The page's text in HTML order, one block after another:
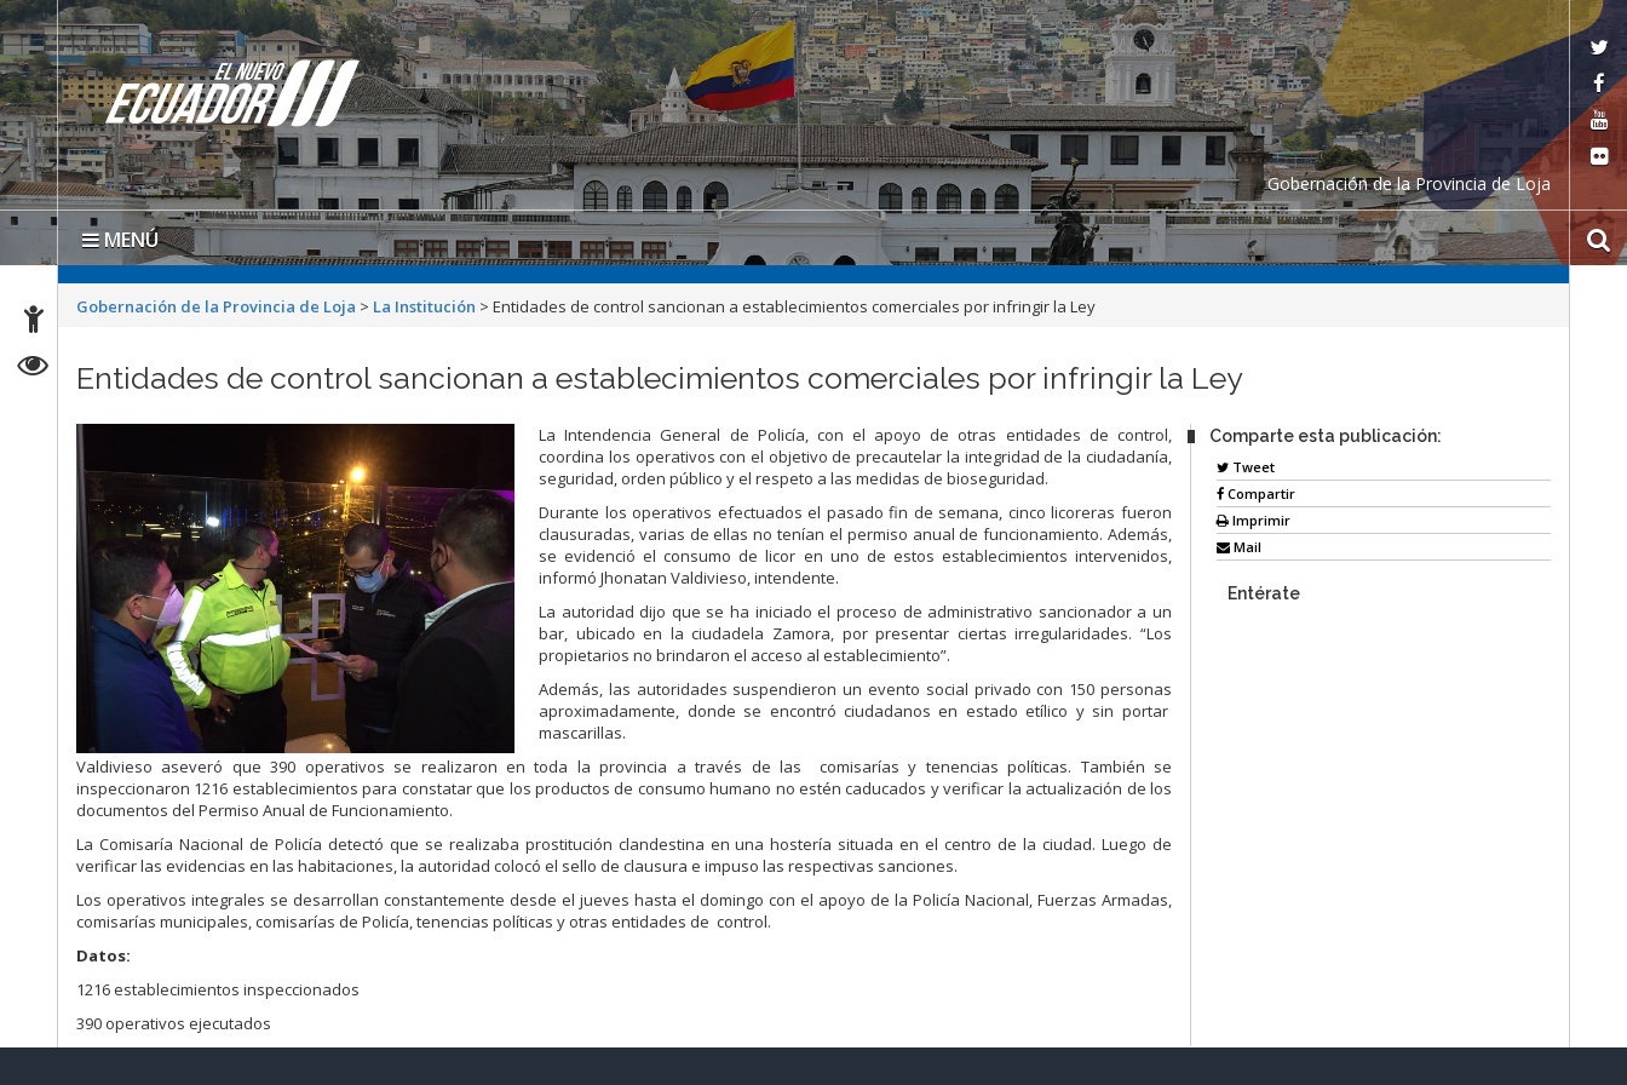
Gobernación de la Provincia de Loja
MENÚ
Gobernación de la Provincia de Loja > La Institución >Entidades de control sancionan a establecimientos comerciales por infringir la Ley
Entidades de control sancionan a establecimientos comerciales por infringir la Ley
La Intendencia General de Policía, con el apoyo de otras entidades de control,
coordina los operativos con el objetivo de precautelar la integridad de la ciudadanía,
seguridad, orden público y el respeto a las medidas de bioseguridad.
Durante los operativos efectuados el pasado fin de semana, cinco licoreras fueron
clausuradas, varias de ellas no tenían el permiso anual de funcionamiento. Además,
se evidenció el consumo de licor en uno de estos establecimientos intervenidos,
informó Jhonatan Valdivieso, intendente.
La autoridad dijo que se ha iniciado el proceso de administrativo sancionador a un
bar, ubicado en la ciudadela Zamora, por presentar ciertas irregularidades. “Los
propietarios no brindaron el acceso al establecimiento”.
Además, las autoridades suspendieron un evento social privado con 150 personas
aproximadamente, donde se encontró ciudadanos en estado etílico y sin portar
mascarillas.
Valdivieso aseveró que 390 operativos se realizaron en toda la provincia a través de las comisarías y tenencias políticas. También se
inspeccionaron 1216 establecimientos para constatar que los productos de consumo humano no estén caducados y verificar la actualización de los
documentos del Permiso Anual de Funcionamiento.
La Comisaría Nacional de Policía detectó que se realizaba prostitución clandestina en una hostería situada en el centro de la ciudad. Luego de
verificar las evidencias en las habitaciones, la autoridad colocó el sello de clausura e impuso las respectivas sanciones.
Los operativos integrales se desarrollan constantemente desde el jueves hasta el domingo con el apoyo de la Policía Nacional, Fuerzas Armadas,
comisarías municipales, comisarías de Policía, tenencias políticas y otras entidades de control.
Datos:
1216 establecimientos inspeccionados
390 operativos ejecutados
Comparte esta publicación:
Tweet
Compartir
Imprimir
Mail
Entérate